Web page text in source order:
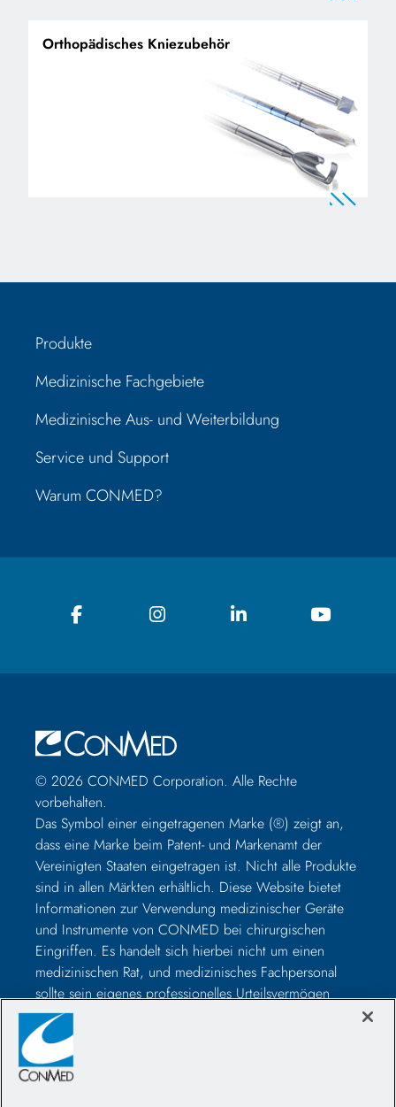
Orthopädisches Kniezubehör
Produkte
Medizinische Fachgebiete
Medizinische Aus- und Weiterbildung
Service und Support
Warum CONMED?
© 2026 CONMED Corporation. Alle Rechte
vorbehalten.
Das Symbol einer eingetragenen Marke (®) zeigt an,
dass eine Marke beim Patent- und Markenamt der
Vereinigten Staaten eingetragen ist. Nicht alle Produkte
sind in allen Märkten erhältlich. Diese Website bietet
Informationen zur Verwendung medizinischer Geräte
und Instrumente von CONMED bei chirurgischen
Eingriffen. Es handelt sich hierbei nicht um einen
medizinischen Rat, und medizinisches Fachpersonal
sollte sein eigenes professionelles Urteilsvermögen
nutzen, bevor es zur Behandlung eines bestimmten
Patienten verwendet wird. Medizinisches Fachpersonal
sollte vor der Operation in der Verwendung solcher
Geräte geschult werden und vor der Verwendung eines